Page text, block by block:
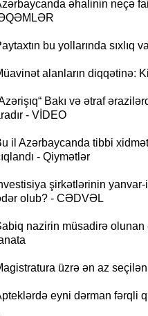
əhalinin neçə
bu yollarında sıxlıq
alanların diqqətinə:
Bakı və ətraf
- VİDEO
il Azərbaycanda tibbi
- Qiymətlər
şirkətlərinin yanvar-
olub? - CƏDVƏL
nazirin müsadirə olunan
üzrə ən az
eyni dərman fərqli